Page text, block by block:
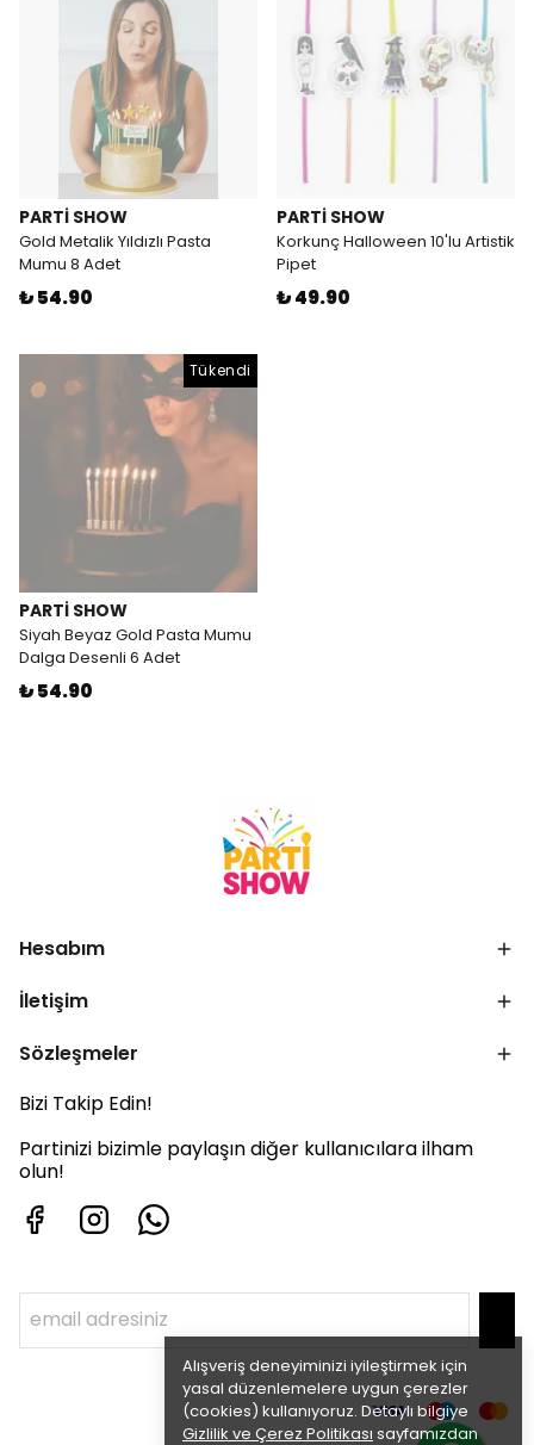
Alışveriş deneyiminizi iyileştirmek için
yasal düzenlemelere uygun çerezler
(cookies) kullanıyoruz. Detaylı bilgiye
Gizlilik ve Çerez Politikası sayfamızdan
PARTİ SHOW
Gold Metalik Yıldızlı Pasta
Mumu 8 Adet
₺ 54.90
PARTİ SHOW
Korkunç Halloween 10'lu Artistik
Pipet
₺ 49.90
Tükendi
PARTİ SHOW
Siyah Beyaz Gold Pasta Mumu
Dalga Desenli 6 Adet
₺ 54.90
Hesabım
İletişim
Sözleşmeler
Bizi Takip Edin!
Partinizi bizimle paylaşın diğer kullanıcılara ilham
olun!